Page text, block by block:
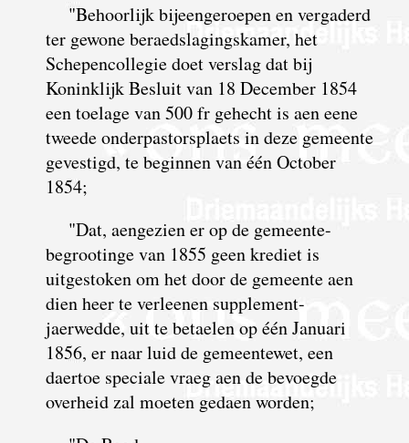
"Behoorlijk bijeengeroepen en vergaderd
ter gewone beraed­slagings­kamer, het
Schepencollegie doet verslag dat bij
Koninklijk Besluit van 18 December 1854
een toelage van 500 fr gehecht is aen eene
tweede onder­pastors­plaets in deze gemeente
gevestigd, te beginnen van één October
1854;
"Dat, aengezien er op de gemeente-
begrootinge van 1855 geen krediet is
uitgestoken om het door de gemeente aen
dien heer te verleenen supplement-
jaerwedde, uit te betaelen op één Januari
1856, er naar luid de gemeentewet, een
daertoe speciale vraeg aen de bevoegde
overheid zal moeten gedaen worden;